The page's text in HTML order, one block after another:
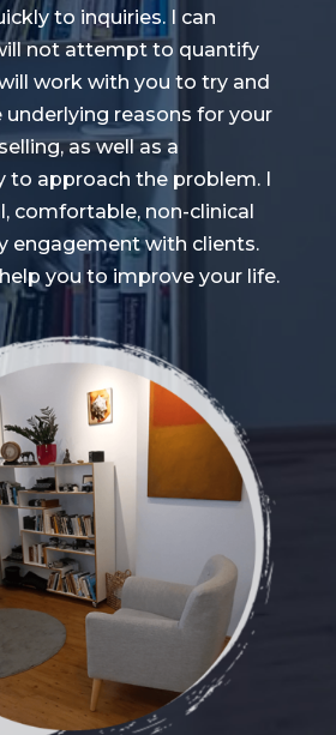
to inquiries. I can
not attempt to quantify
work with you to try and
reasons for your
as well as a
to approach the problem. I
comfortable, non-clinical
engagement with clients.
you to improve your life.